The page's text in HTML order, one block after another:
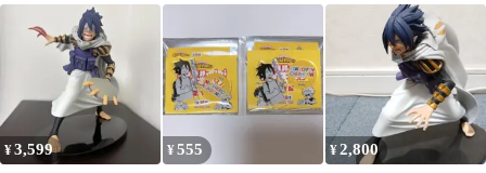
miniフィギュア 天喰環
レクション 中部 47
僕のヒーローアカデミ
¥3,599 ¥555 ¥2,800